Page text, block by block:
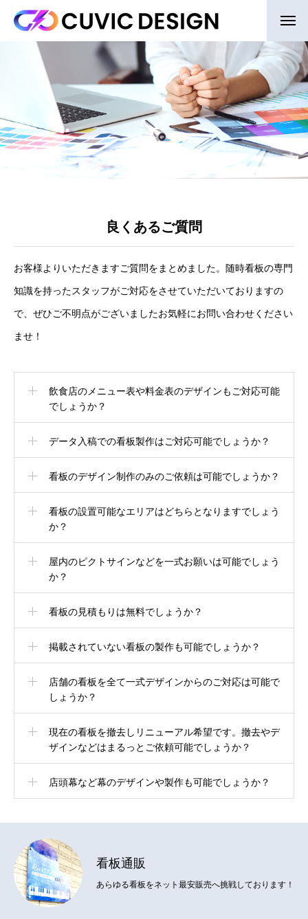
ウィンドウサイン・デザイン
屋外スタンド看板デザイン
良くあるご質問
お客様よりいただきますご質問をまとめました。随時看板の専門
知識を持ったスタッフがご対応をさせていただいておりますの
で、ぜひご不明点がございましたお気軽にお問い合わせください
ませ！
飲食店のメニュー表や料金表のデザインもご対応可能
でしょうか？
データ入稿での看板製作はご対応可能でしょうか？
看板のデザイン制作のみのご依頼は可能でしょうか？
看板の設置可能なエリアはどちらとなりますでしょう
か？
屋内のピクトサインなどを一式お願いは可能でしょう
か？
看板の見積もりは無料でしょうか？
掲載されていない看板の製作も可能でしょうか？
店舗の看板を全て一式デザインからのご対応は可能で
しょうか？
現在の看板を撤去しリニューアル希望です。撤去やデ
ザインなどはまるっとご依頼可能でしょうか？
店頭幕など幕のデザインや製作も可能でしょうか？
看板通販
あらゆる看板をネット最安販売へ挑戦しております！